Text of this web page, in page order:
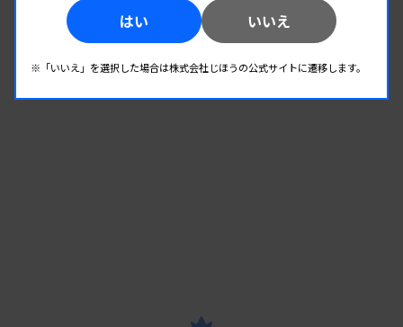
開催場所 : WEB
はい いいえ
※「いいえ」を選択した場合は株式会社じほうの公式サイトに遷移します。